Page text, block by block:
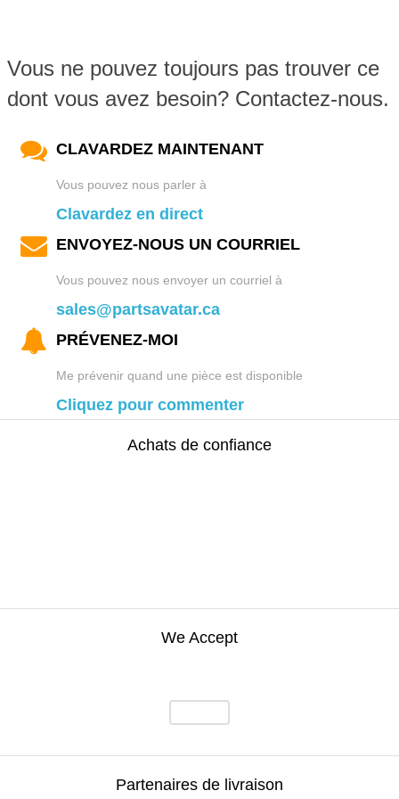
Vous ne pouvez toujours pas trouver ce
dont vous avez besoin? Contactez-nous.
CLAVARDEZ MAINTENANT
Vous pouvez nous parler à
Clavardez en direct
ENVOYEZ-NOUS UN COURRIEL
Vous pouvez nous envoyer un courriel à
sales@partsavatar.ca
PRÉVENEZ-MOI
Me prévenir quand une pièce est disponible
Cliquez pour commenter
Achats de confiance
We Accept
Partenaires de livraison